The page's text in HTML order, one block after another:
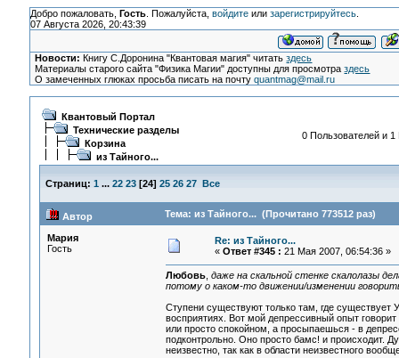
Добро пожаловать, Гость. Пожалуйста, войдитеили зарегистрируйтесь.
07 Августа 2026, 20:43:39
Новости: Книгу С.Доронина "Квантовая магия" читатьздесь
Материалы старого сайта "Физика Магии" доступны для просмотраздесь
О замеченных глюках просьба писать на почтуquantmag@mail.ru
Квантовый Портал
Технические разделы
Корзина
из Тайного...
0 Пользователей и 1
Страниц: 1 ... 22 23[24] 25 26 27 Все
Автор Тема: из Тайного... (Прочитано 773512 раз)
Мария
Гость
Re: из Тайного...
« Ответ #345 : 21 Мая 2007, 06:54:36 »
Любовь, даже на скальной стенке скалолазы
потому о каком-то движении/изменении
Ступени существуют только там, где
восприятиях. Вот мой депрессивный опыт
или просто спокойном, а просыпаешься - в
подконтрольно. Оно просто бамс! и происходит.
неизвестно, так как в области неизвестного